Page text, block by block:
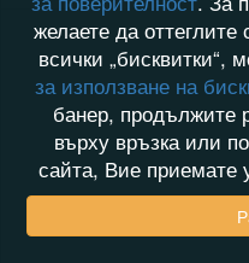
желаете да
всички „бисквитки“,
за използване на
банер, продължите
върху връзка или
сайта, Вие приемате